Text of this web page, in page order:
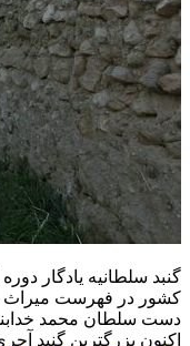
گنبد سلطانیه یادگار
کشور در فهرست میراث
دست سلطان محمد
اکنون بزرگترین گنبد